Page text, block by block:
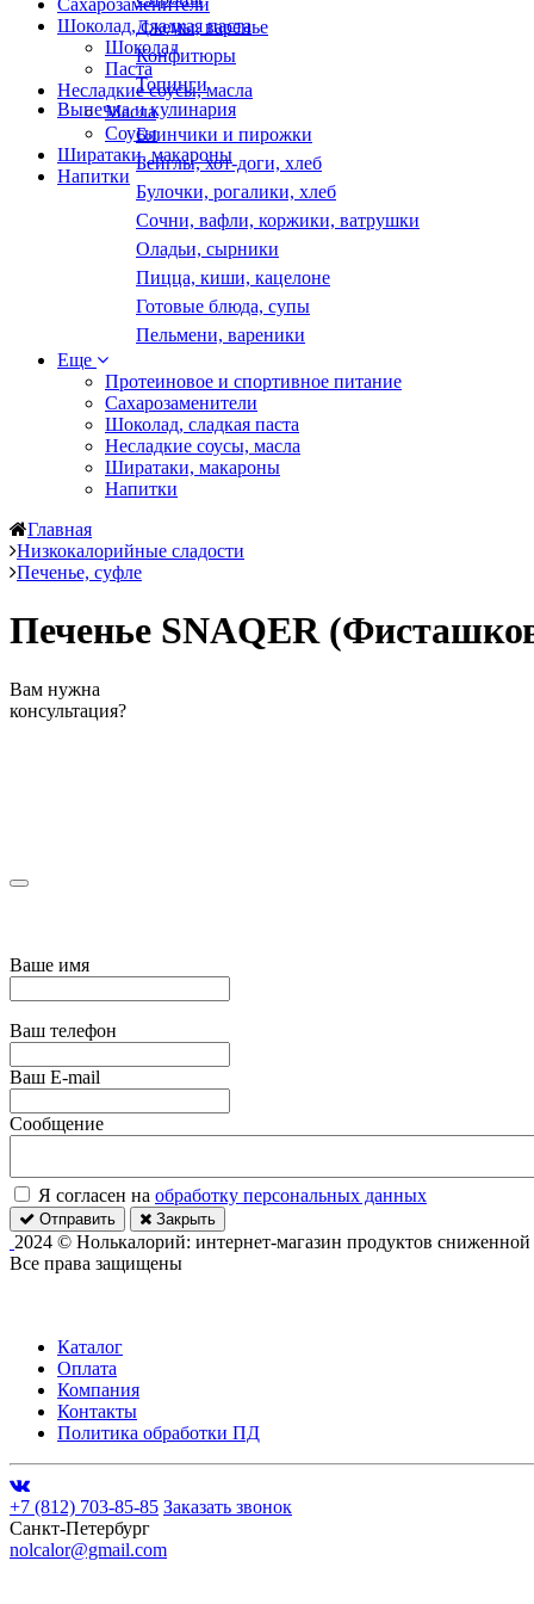
Сахарозаменители
Шоколад, сладкая паста
Шоколад
Паста
Несладкие соусы, масла
Масла
Соусы
Ширатаки, макароны
Напитки
Джемы, варенье
Конфитюры
Топинги
Выпечка и кулинария
Блинчики и пирожки
Бейглы, хот-доги, хлеб
Булочки, рогалики, хлеб
Сочни, вафли, коржики, ватрушки
Оладьи, сырники
Пицца, киши, кацелоне
Готовые блюда, супы
Пельмени, вареники
Еще
Протеиновое и спортивное питание
Сахарозаменители
Шоколад, сладкая паста
Несладкие соусы, масла
Ширатаки, макароны
Напитки
Главная
Низкокалорийные сладости
Печенье, суфле
Печенье SNAQER
Вам нужна
консультация?
Ваше имя
Ваш телефон
Ваш E-mail
Сообщение
Я согласен на обработку персональных данных
Отправить Закрыть
2024 © Нолькалорий: интернет-магазин продуктов сниженной
Все права защищены
Каталог
Оплата
Компания
Контакты
Политика обработки ПД
+7 (812) 703-85-85 Заказать звонок
Санкт-Петербург
nolcalor@gmail.com